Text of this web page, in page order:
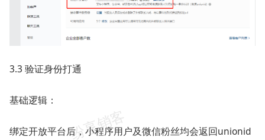
3.3 验证身份打通
基础逻辑：
绑定开放平台后，小程序用户及微信粉丝均会返回unionid